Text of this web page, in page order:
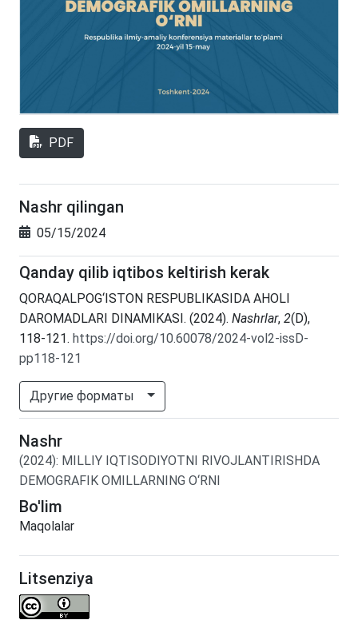
PDF
Nashr qilingan
05/15/2024
Qanday qilib iqtibos keltirish kerak
QORAQALPOG‘ISTON RESPUBLIKASIDA AHOLI
DAROMADLARI DINAMIKASI. (2024). Nashrlar, 2(D),
118-121. https://doi.org/10.60078/2024-vol2-issD-
pp118-121
Другие форматы
Nashr
(2024): MILLIY IQTISODIYOTNI RIVOJLANTIRISHDA
DEMOGRAFIK OMILLARNING O‘RNI
Bo'lim
Maqolalar
Litsenziya